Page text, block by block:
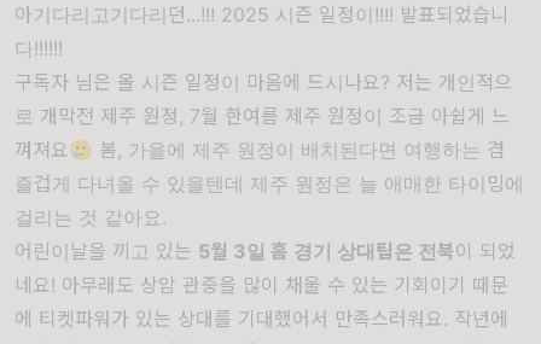
아기다리고기다리던...!!! 2025 시즌 일정이!!!! 발표되었습니
다!!!!!!
구독자 님은 올 시즌 일정이 마음에 드시나요? 저는 개인적으
로 개막전 제주 원정, 7월 한여름 제주 원정이 조금 아쉽게 느
껴져요🥲 봄, 가을에 제주 원정이 배치된다면 여행하는 겸
즐겁게 다녀올 수 있을텐데 제주 원정은 늘 애매한 타이밍에
걸리는 것 같아요.
어린이날을 끼고 있는 5월 3일 홈 경기 상대팀은 전북이 되었
네요! 아무래도 상암 관중을 많이 채울 수 있는 기회이기 때문
에 티켓파워가 있는 상대를 기대했어서 만족스러워요. 작년에